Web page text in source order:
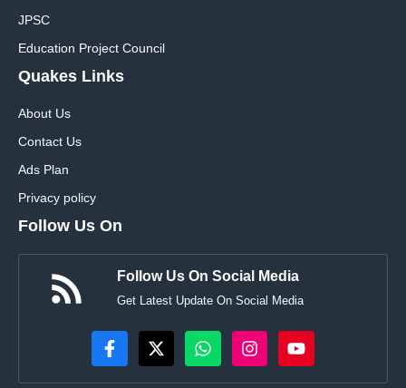
JPSC
Education Project Council
Quakes Links
About Us
Contact Us
Ads Plan
Privacy policy
Follow Us On
Follow Us On Social Media
Get Latest Update On Social Media